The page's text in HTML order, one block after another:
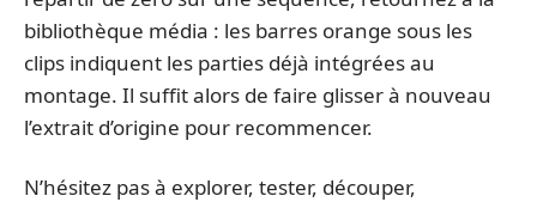
bibliothèque média : les barres orange sous les
clips indiquent les parties déjà intégrées au
montage. Il suffit alors de faire glisser à nouveau
l’extrait d’origine pour recommencer.
N’hésitez pas à explorer, tester, découper,